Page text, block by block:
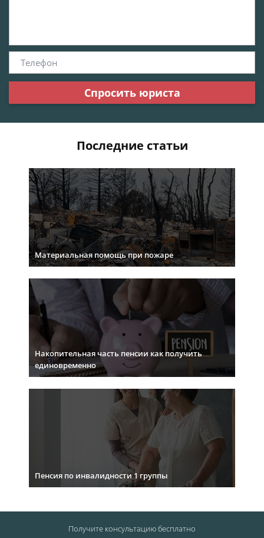
Спросить юриста
Последние статьи
Материальная помощь при пожаре
Накопительная часть пенсии как получить
единовременно
Пенсия по инвалидности 1 группы
Получите консультациюбесплатно